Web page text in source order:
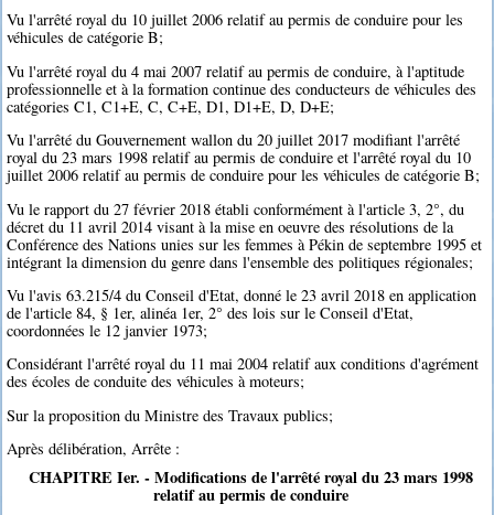
Vu l'arrêté royal du 10 juillet 2006 relatif au permis de conduire pour les
véhicules de catégorie B;
Vu l'arrêté royal du 4 mai 2007 relatif au permis de conduire, à l'aptitude
professionnelle et à la formation continue des conducteurs de véhicules des
catégories C1, C1+E, C, C+E, D1, D1+E, D, D+E;
Vu l'arrêté du Gouvernement wallon du 20 juillet 2017 modifiant l'arrêté
royal du 23 mars 1998 relatif au permis de conduire et l'arrêté royal du 10
juillet 2006 relatif au permis de conduire pour les véhicules de catégorie B;
Vu le rapport du 27 février 2018 établi conformément à l'article 3, 2°, du
décret du 11 avril 2014 visant à la mise en oeuvre des résolutions de la
Conférence des Nations unies sur les femmes à Pékin de septembre 1995 et
intégrant la dimension du genre dans l'ensemble des politiques régionales;
Vu l'avis 63.215/4 du Conseil d'Etat, donné le 23 avril 2018 en application
de l'article 84, § 1er, alinéa 1er, 2° des lois sur le Conseil d'Etat,
coordonnées le 12 janvier 1973;
Considérant l'arrêté royal du 11 mai 2004 relatif aux conditions d'agrément
des écoles de conduite des véhicules à moteurs;
Sur la proposition du Ministre des Travaux publics;
Après délibération, Arrête :
CHAPITRE Ier. - Modifications de l'arrêté royal du 23 mars 1998
relatif au permis de conduire